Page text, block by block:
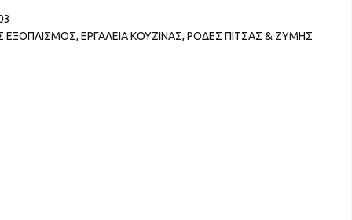
ΕΞΟΠΛΙΣΜΟΣ, ΕΡΓΑΛΕΙΑ ΚΟΥΖΙΝΑΣ, ΡΟΔΕΣ ΠΙΤΣΑΣ & ΖΥΜΗΣ